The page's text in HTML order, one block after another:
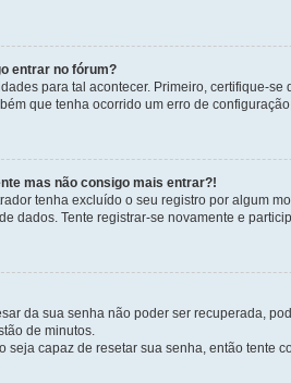
entrar no fórum?
para tal acontecer. Primeiro, certifique-
que tenha ocorrido um erro de
mas não consigo mais entrar?!
tenha excluído o seu registro por algum
dados. Tente registrar-se novamente e
da sua senha não poder ser recuperada,
de minutos.
seja capaz de resetar sua senha, então tente